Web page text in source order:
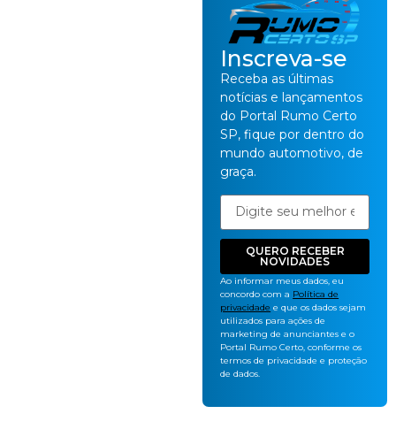
Inscreva-se
Receba as últimas
notícias e lançamentos
do Portal Rumo Certo
SP, fique por dentro do
mundo automotivo, de
graça.
QUERO RECEBER
NOVIDADES
Ao informar meus dados, eu
concordo com a Política de
privacidade e que os dados sejam
utilizados para ações de
marketing de anunciantes e o
Portal Rumo Certo, conforme os
termos de privacidade e proteção
de dados.